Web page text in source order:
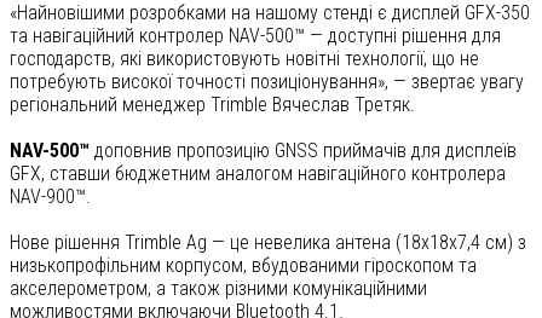
«Найновішими розробками на нашому стенді є дисплей GFX-350
та навігаційний контролер NAV-500™ — доступні рішення для
господарств, які використовують новітні технології, що не
потребують високої точності позиціонування», — звертає увагу
регіональний менеджер Trimble Вячеслав Третяк.
NAV-500™ доповнив пропозицію GNSS приймачів для дисплеїв
GFX, ставши бюджетним ана­­логом навігаційного контро­ле­­­­­­­­­­ра
NAV-900™.
Нове рішення Trimble Ag — це невелика антена (18х18х7,4 см) з
низькопрофільним корпусом, вбудованими гіроскопом та
акселерометром, а також різними комунікаційними
можливостями включаючи Bluetooth 4.1.